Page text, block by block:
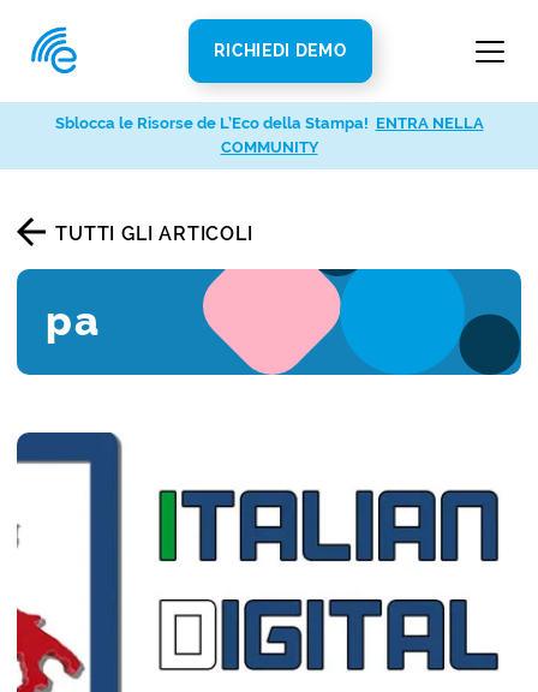
RICHIEDI DEMO
TUTTI GLI ARTICOLI
pa
Sblocca le Risorse de L’Eco della Stampa! ENTRA NELLA
COMMUNITY